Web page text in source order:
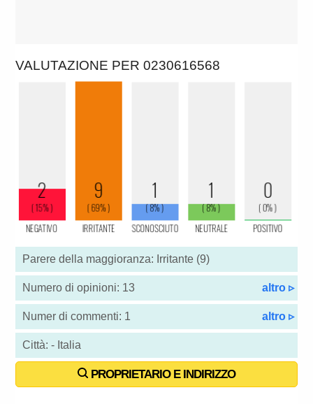
VALUTAZIONE PER 0230616568
Parere della maggioranza: Irritante (9)
Numero di opinioni: 13 altro ▹
Numer di commenti: 1 altro ▹
Città: - Italia
PROPRIETARIO E INDIRIZZO